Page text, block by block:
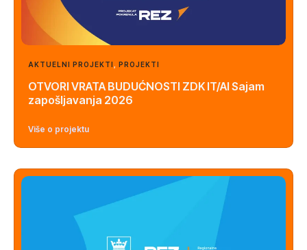
AKTUELNI PROJEKTI PROJEKTI
OTVORI VRATA BUDUĆNOSTI ZDK IT/AI Sajam
zapošljavanja 2026
Više o projektu